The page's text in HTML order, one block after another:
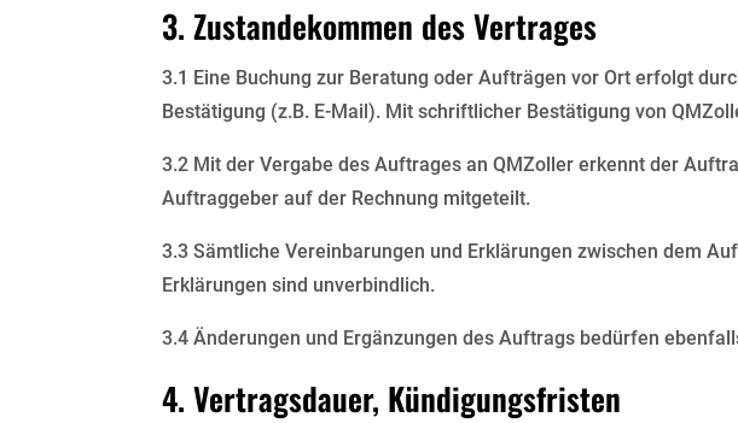
3. Zustandekommen des Vertrages
3.1 Eine Buchung zur Beratung oder Aufträgen vor Ort erfolgt
Bestätigung (z.B. E-Mail). Mit schriftlicher Bestätigung von
3.2 Mit der Vergabe des Auftrages an QMZoller erkennt der
Auftraggeber auf der Rechnung mitgeteilt.
3.3 Sämtliche Vereinbarungen und Erklärungen zwischen dem
Erklärungen sind unverbindlich.
3.4 Änderungen und Ergänzungen des Auftrags bedürfen
4. Vertragsdauer, Kündigungsfristen